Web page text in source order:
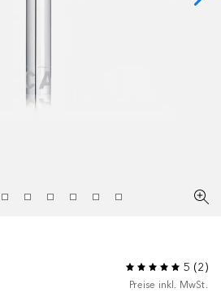
5 (2)
Preise inkl. MwSt.